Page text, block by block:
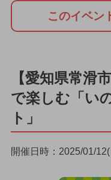
このイベン
【愛知県常滑
で楽しむ「い
ト」
開催日時：2025/01/